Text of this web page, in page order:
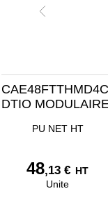
DTIO
PU NET HT
48,13 € HT
Unite